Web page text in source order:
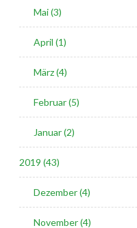
Mai (3)
April (1)
März (4)
Februar (5)
Januar (2)
2019 (43)
Dezember (4)
November (4)